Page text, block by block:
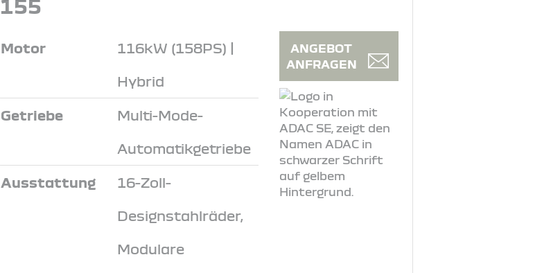
155
Motor 116kW (158PS) |
Hybrid
Getriebe Multi-Mode-
Automatikgetriebe
Ausstattung 16-Zoll-
Designstahlräder,
Modulare
ANGEBOT
ANFRAGEN